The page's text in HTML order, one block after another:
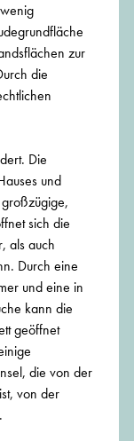
zur
die
Die
und
sich die
als auch
Durch eine
und eine in
kann die
geöffnet
die von der
von der